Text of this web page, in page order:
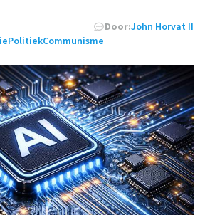
Door:John Horvat II
PolitiekCommunisme